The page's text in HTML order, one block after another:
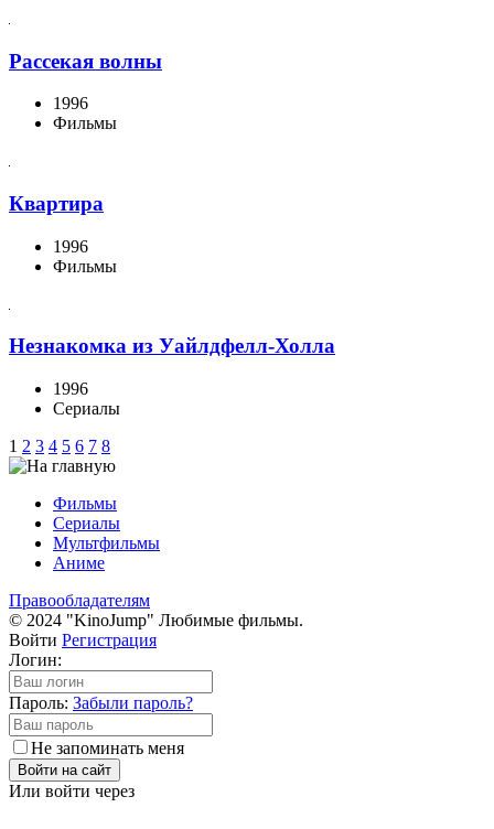
Рассекая волны
1996
Фильмы
Квартира
1996
Фильмы
Незнакомка из Уайлдфелл-Холла
1996
Сериалы
1 2 3 4 5 6 7 8
Фильмы
Сериалы
Мультфильмы
Аниме
Правообладателям
© 2024 "KinoJump" Любимые фильмы.
Войти Регистрация
Логин:
Пароль: Забыли пароль?
Не запоминать меня
Войти на сайт
Или войти через